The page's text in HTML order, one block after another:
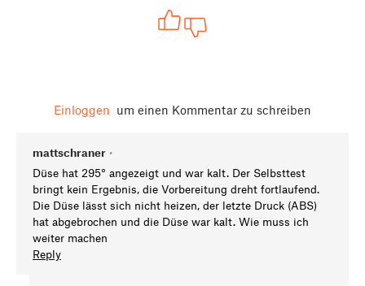
Einloggen um einen Kommentar zu schreiben
mattschraner •
Düse hat 295° angezeigt und war kalt. Der Selbsttest
bringt kein Ergebnis, die Vorbereitung dreht fortlaufend.
Die Düse lässt sich nicht heizen, der letzte Druck (ABS)
hat abgebrochen und die Düse war kalt. Wie muss ich
weiter machen
Reply